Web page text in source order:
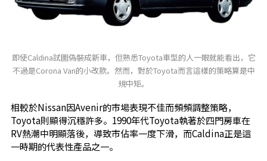
即使Caldina試圖偽裝成新車，但熟悉Toyota車型的人一眼就能看出，它
不過是Corona Van的小改款。然而，對於Toyota而言這樣的策略算是中
規中矩。
相較於Nissan因Avenir的市場表現不佳而頻頻調整策略，
Toyota則顯得沉穩許多。1990年代Toyota執著於四門房車在
RV熱潮中明顯落後，導致市佔率一度下滑，而Caldina正是這
一時期的代表性產品之一。